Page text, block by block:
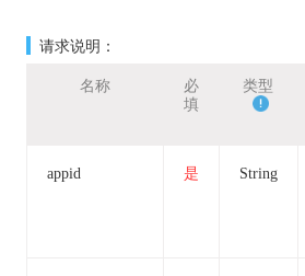
请求说明：
名称
必
填
类型
appid 是 String